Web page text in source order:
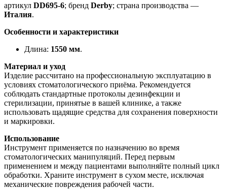
артикул DD695-6; бренд Derby; страна производства —
Италия.
Особенности и характеристики
Длина: 1550 мм.
Материал и уход
Изделие рассчитано на профессиональную эксплуатацию в
условиях стоматологического приёма. Рекомендуется
соблюдать стандартные протоколы дезинфекции и
стерилизации, принятые в вашей клинике, а также
использовать щадящие средства для сохранения поверхности
и маркировки.
Использование
Инструмент применяется по назначению во время
стоматологических манипуляций. Перед первым
применением и между пациентами выполняйте полный цикл
обработки. Храните инструмент в сухом месте, исключая
механические повреждения рабочей части.